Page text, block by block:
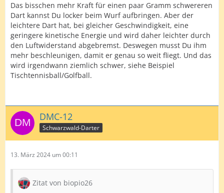
Das bisschen mehr Kraft für einen paar Gramm schwereren
Dart kannst Du locker beim Wurf aufbringen. Aber der
leichtere Dart hat, bei gleicher Geschwindigkeit, eine
geringere kinetische Energie und wird daher leichter durch
den Luftwiderstand abgebremst. Deswegen musst Du ihm
mehr beschleunigen, damit er genau so weit fliegt. Und das
wird irgendwann ziemlich schwer, siehe Beispiel
Tischtennisball/Golfball.
DMC-12
Schwarzwald-Darter
13. März 2024 um 00:11
Zitat von biopio26